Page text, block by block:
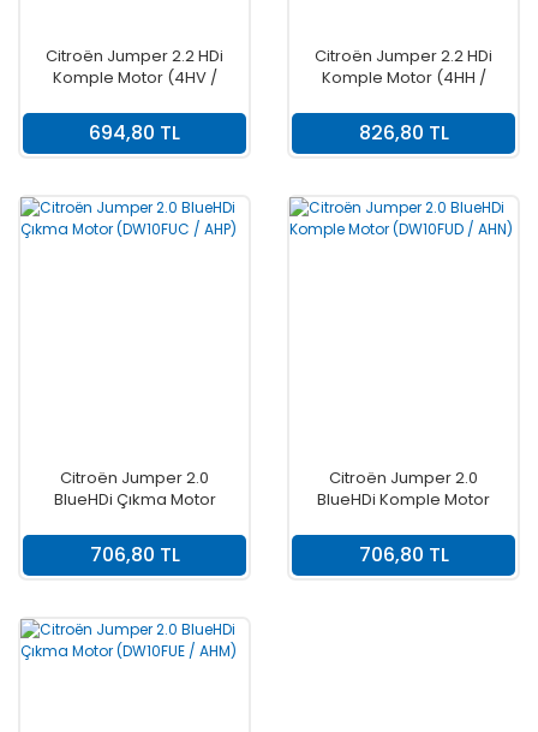
Citroën Jumper 2.2 HDi
Komple Motor (4HV /
694,80 TL
Citroën Jumper 2.2 HDi
Komple Motor (4HH /
826,80 TL
Citroën Jumper 2.0
BlueHDi Çıkma Motor
706,80 TL
Citroën Jumper 2.0
BlueHDi Komple Motor
706,80 TL